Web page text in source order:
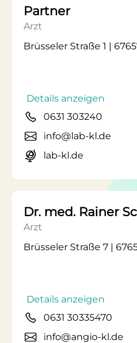
Partner
Arzt
Brüsseler Straße 1 |
Details anzeigen
0631 303240
info@lab-kl.de
lab-kl.de
Dr. med. Rainer
Arzt
Brüsseler Straße 7 |
Details anzeigen
0631 30335470
info@angio-kl.de